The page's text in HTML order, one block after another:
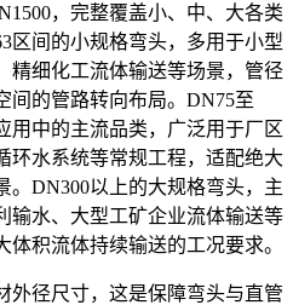
，完整覆盖小、中、大各类
区间的小规格弯头，多用于小型
精细化工流体输送等场景，管径
间的管路转向布局。DN75至
用中的主流品类，广泛用于厂区
环水系统等常规工程，适配绝大
。DN300以上的大规格弯头，主
输水、大型工矿企业流体输送等
积流体持续输送的工况要求。
外径尺寸，这是保障弯头与直管